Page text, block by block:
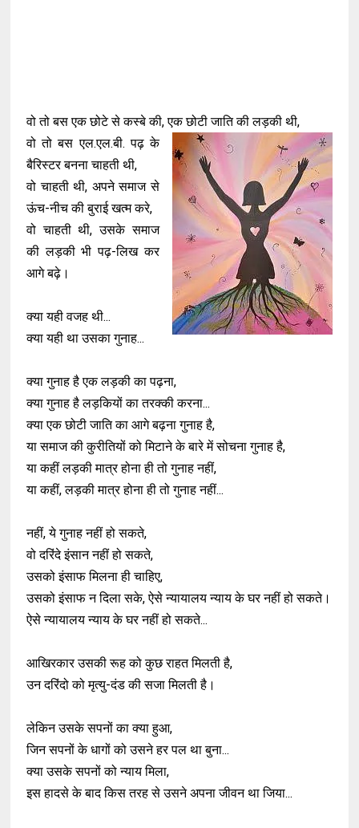
वो तो बस एक छोटे से कस्बे की, एक छोटी जाति की लड़की थी,
वो तो बस एल.एल.बी. पढ़ के
बैरिस्टर बनना चाहती थी,
वो चाहती थी, अपने समाज से
ऊंच-नीच की बुराई खत्म करे,
वो चाहती थी, उसके समाज
की लड़की भी पढ़-लिख कर
आगे बढ़े।
क्या यही वजह थी...
क्या यही था उसका गुनाह...
क्या गुनाह है एक लड़की का पढ़ना,
क्या गुनाह है लड़कियों का तरक्की करना...
क्या एक छोटी जाति का आगे बढ़ना गुनाह है,
या समाज की कुरीतियों को मिटाने के बारे में सोचना गुनाह है,
या कहीं लड़की मात्र होना ही तो गुनाह नहीं,
या कहीं, लड़की मात्र होना ही तो गुनाह नहीं...
नहीं, ये गुनाह नहीं हो सकते,
वो दरिंदे इंसान नहीं हो सकते,
उसको इंसाफ मिलना ही चाहिए,
उसको इंसाफ न दिला सके, ऐसे न्यायालय न्याय के घर नहीं हो सकते।
ऐसे न्यायालय न्याय के घर नहीं हो सकते...
आखिरकार उसकी रूह को कुछ राहत मिलती है,
उन दरिंदो को मृत्यु-दंड की सजा मिलती है।
लेकिन उसके सपनों का क्या हुआ,
जिन सपनों के धागों को उसने हर पल था बुना...
क्या उसके सपनों को न्याय मिला,
इस हादसे के बाद किस तरह से उसने अपना जीवन था जिया...